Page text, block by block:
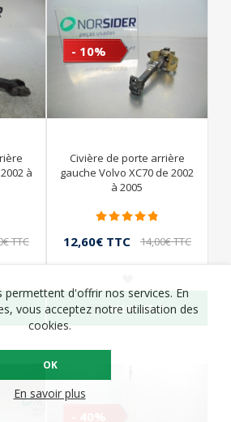
à
TTC
- 10%
Civière de porte arrière
gauche Volvo XC70 de 2002
à 2005
12,60€ TTC 14,00€ TTC
VEUX VOIR
permettent d'offrir nos services. En
vous acceptez notre utilisation des
cookies.
OK
En savoir plus